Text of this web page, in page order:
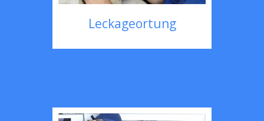
Leckageortung